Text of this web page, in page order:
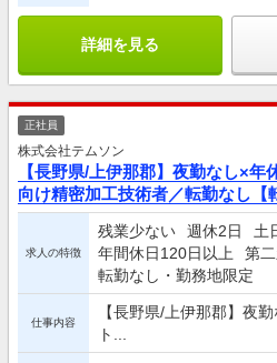
詳細を見る
正社員
株式会社テムソン
【長野県/上伊那郡】夜勤なし×
向け精密加工技術者／転勤なし【
求人の特徴
残業少ない 週休2日
土
年間休日120日以上
第
転勤なし・勤務地限定
仕事内容
【長野県/上伊那郡】夜
ト...